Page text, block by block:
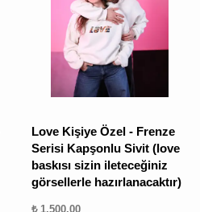
ÜRÜN
Love Kişiye Özel - Frenze
Serisi Kapşonlu Sivit (love
baskısı sizin ileteceğiniz
görsellerle hazırlanacaktır)
₺ 1,500.00